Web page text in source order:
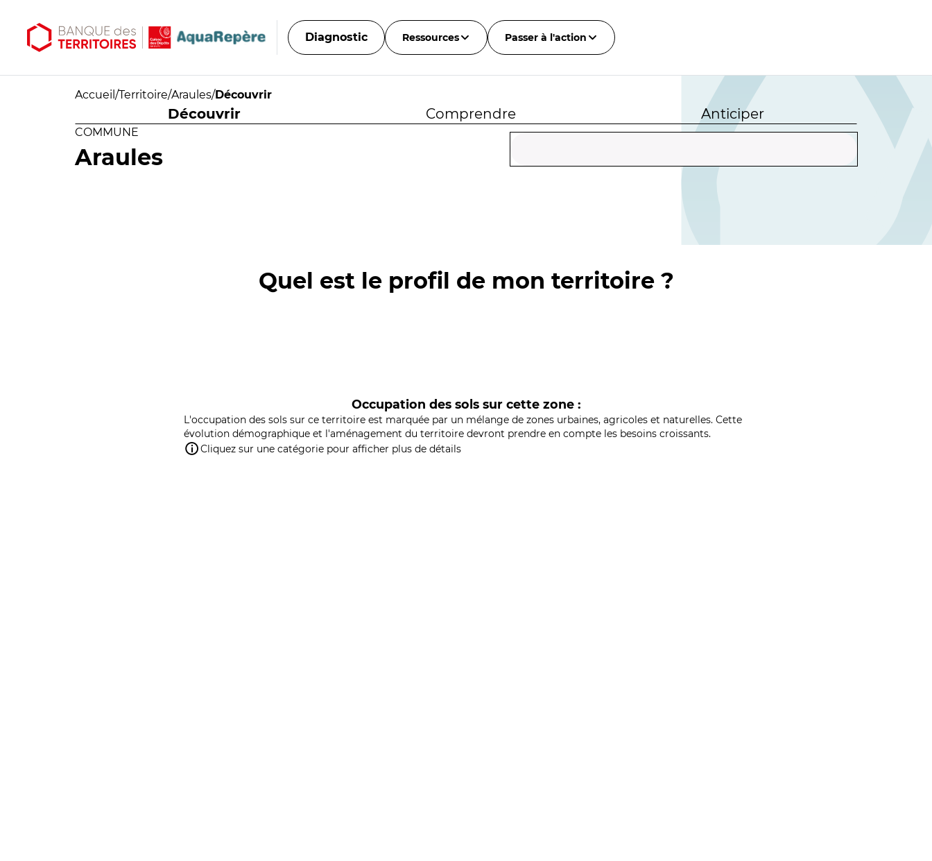
Diagnostic Ressources Passer à l'action
Accueil /Territoire/Araules/Découvrir
Découvrir Comprendre Anticiper
COMMUNE
Araules
Quel est le profil de mon territoire ?
Occupation des sols sur cette zone :
L'occupation des sols sur ce territoire est marquée par un mélange de zones urbaines, agricoles et naturelles. Cette
évolution démographique et l'aménagement du territoire devront prendre en compte les besoins croissants.
Cliquez sur une catégorie pour afficher plus de détails